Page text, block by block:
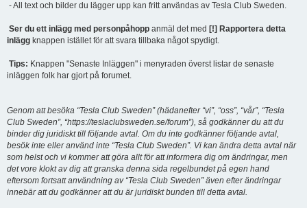
- All text och bilder du lägger upp kan fritt användas av Tesla Club Sweden.
Ser du ett inlägg med personpåhopp anmäl det med [!] Rapportera detta
inlägg knappen istället för att svara tillbaka något spydigt.
Tips: Knappen "Senaste Inläggen" i menyraden överst listar de senaste
inläggen folk har gjort på forumet.
Genom att besöka “Tesla Club Sweden” (hädanefter “vi”, “oss”, “vår”, “Tesla
Club Sweden”, “https://teslaclubsweden.se/forum”), så godkänner du att du
binder dig juridiskt till följande avtal. Om du inte godkänner följande avtal,
besök inte eller använd inte “Tesla Club Sweden”. Vi kan ändra detta avtal när
som helst och vi kommer att göra allt för att informera dig om ändringar, men
det vore klokt av dig att granska denna sida regelbundet på egen hand
eftersom fortsatt användning av “Tesla Club Sweden” även efter ändringar
innebär att du godkänner att du är juridiskt bunden till detta avtal.